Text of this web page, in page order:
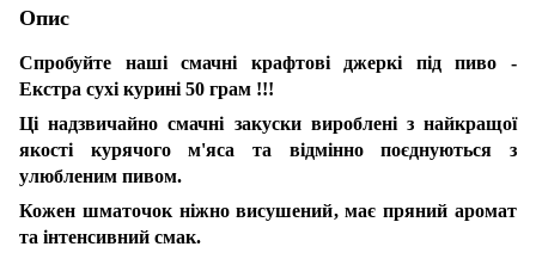
Опис
Спробуйте наші смачні крафтові джеркі під пиво -
Екстра сухі курині 50 грам !!!
Ці надзвичайно смачні закуски вироблені з найкращої
якості курячого м'яса та відмінно поєднуються з
улюбленим пивом.
Кожен шматочок ніжно висушений, має пряний аромат
та інтенсивний смак.